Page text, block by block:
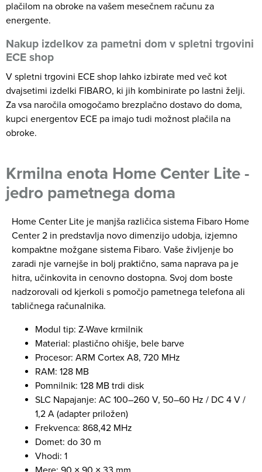
plačilom na obroke na vašem mesečnem računu za
energente.
Nakup izdelkov za pametni dom v spletni trgovini
ECE shop
V spletni trgovini ECE shop lahko izbirate med več kot
dvajsetimi izdelki FIBARO, ki jih kombinirate po lastni želji.
Za vsa naročila omogočamo brezplačno dostavo do doma,
kupci energentov ECE pa imajo tudi možnost plačila na
obroke.
Krmilna enota Home Center Lite -
jedro pametnega doma
Home Center Lite je manjša različica sistema Fibaro Home
Center 2 in predstavlja novo dimenzijo udobja, izjemno
kompaktne možgane sistema Fibaro. Vaše življenje bo
zaradi nje varnejše in bolj praktično, sama naprava pa je
hitra, učinkovita in cenovno dostopna. Svoj dom boste
nadzorovali od kjerkoli s pomočjo pametnega telefona ali
tabličnega računalnika.
Modul tip: Z-Wave krmilnik
Material: plastično ohišje, bele barve
Procesor: ARM Cortex A8, 720 MHz
RAM: 128 MB
Pomnilnik: 128 MB trdi disk
SLC Napajanje: AC 100–260 V, 50–60 Hz / DC 4 V /
1,2 A (adapter priložen)
Frekvenca: 868,42 MHz
Domet: do 30 m
Vhodi: 1